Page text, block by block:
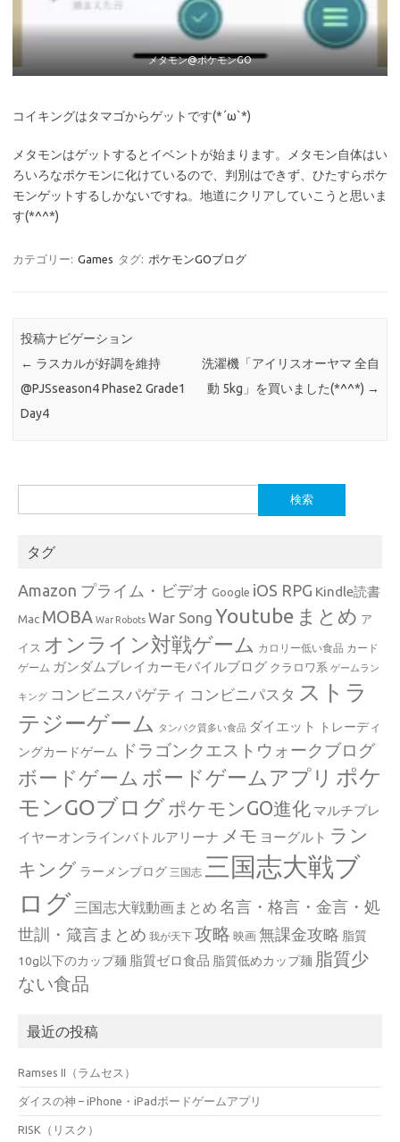
メタモン@ポケモンGO
コイキングはタマゴからゲットです(*´ω`*)
メタモンはゲットするとイベントが始まります。メタモン自体はい
ろいろなポケモンに化けているので、判別はできず、ひたすらポケ
モンゲットするしかないですね。地道にクリアしていこうと思いま
す(*^^*)
カテゴリー: Games タグ: ポケモンGOブログ
投稿ナビゲーション
← ラスカルが好調を維持
@PJSseason4 Phase2 Grade1
Day4
洗濯機「アイリスオーヤマ 全自
動 5kg」を買いました(*^^*) →
索:
タグ
Amazon プライム・ビデオ Google iOS RPG Kindle読書
Mac MOBA War Robots War Song Youtube まとめ ア
イス オンライン対戦ゲーム カロリー低い食品 カード
ゲーム ガンダムブレイカーモバイルブログ クラロワ系 ゲームラン
キング コンビニスパゲティ コンビニパスタ ストラ
テジーゲーム
タンパク質多い食品 ダイエット
トレーディ
ングカードゲーム
ドラゴンクエストウォークブログ
ボードゲーム ボードゲームアプリ ポケ
モンGOブログ ポケモンGO進化 マルチプレ
イヤーオンラインバトルアリーナ メモ ヨーグルト ラン
キング ラーメンブログ 三国志 三国志大戦ブ
ログ 三国志大戦動画まとめ 名言・格言・金言・処
世訓・箴言まとめ 我が天下 攻略 映画 無課金攻略 脂質
10g以下のカップ麺 脂質ゼロ食品 脂質低めカップ麺 脂質少
ない食品
最近の投稿
Ramses II（ラムセス）
ダイスの神 – iPhone・iPadボードゲームアプリ
RISK（リスク）